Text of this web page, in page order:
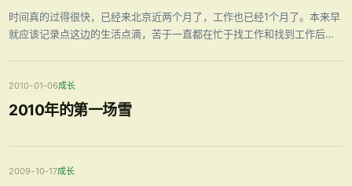
时间真的过得很快，已经来北京近两个月了，工作也已经1个月了。本来早
就应该记录点这边的生活点滴，苦于一直都在忙于找工作和找到工作后的
因为是同父母一起来 …
2010-01-06成长
2010年的第一场雪
2009-10-17成长